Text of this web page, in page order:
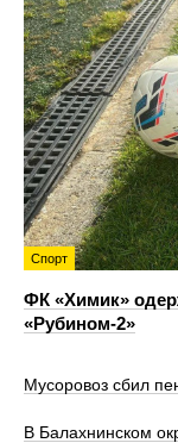
Спорт
ФК «Химик»
«Рубином‑2»
Мусоровоз сбил
В Балахнинском